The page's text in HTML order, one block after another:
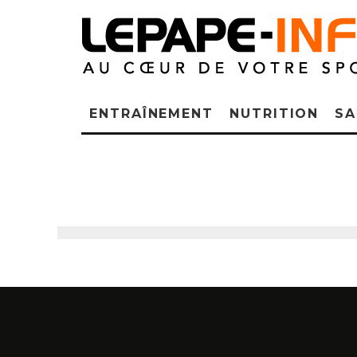
ENTRAÎNEMENT NUTRITION